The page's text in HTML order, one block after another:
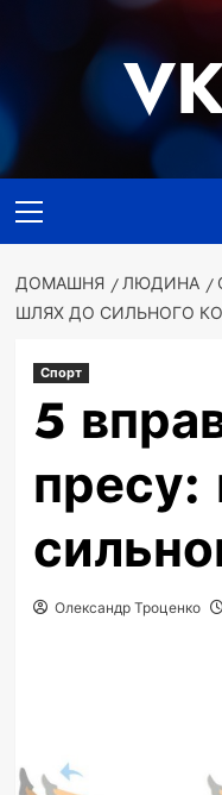
меню
ДОМАШНЯ ЛЮДИНА
ШЛЯХ ДО СИЛЬНОГО
Спорт
5
Олександр Троценко